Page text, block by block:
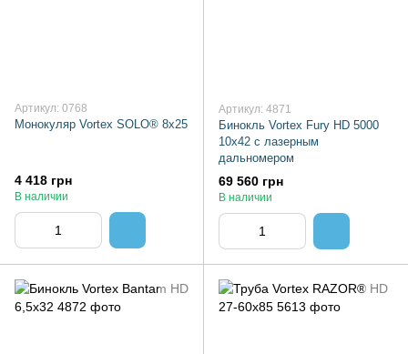
Артикул: 0768
Монокуляр Vortex SOLO® 8x25
4 418 грн
В наличии
Артикул: 4871
Бинокль Vortex Fury HD 5000
10х42 с лазерным
дальномером
69 560 грн
В наличии